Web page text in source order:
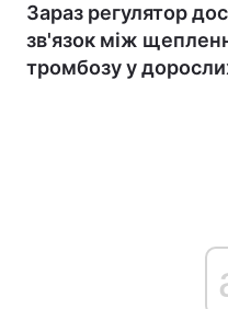
Зараз регулятор
зв'язок між
тромбозу у